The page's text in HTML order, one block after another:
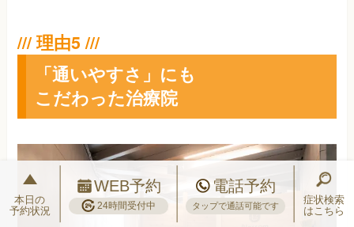
「通いやすさ」にも
こだわった治療院
本日の
予約状況
WEB予約
24時間受付中
電話予約
タップで通話可能です
症状検索
はこちら